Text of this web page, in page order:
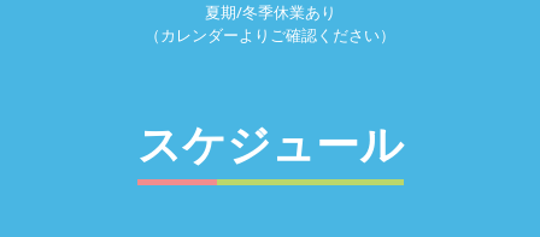
夏期/冬季休業あり
（カレンダーよりご確認ください）
スケジュール